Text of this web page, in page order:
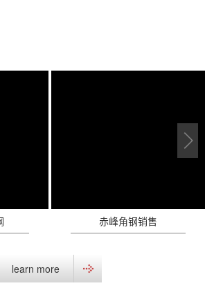
赤峰角钢销售
learn more